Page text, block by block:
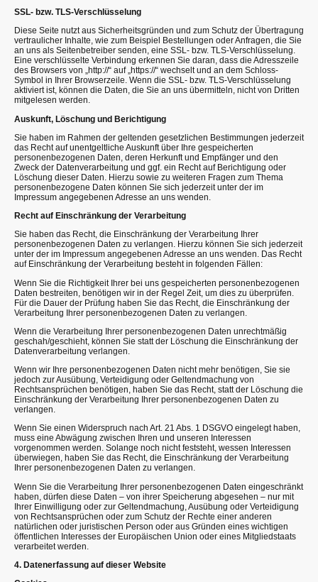
SSL- bzw. TLS-Verschlüsselung
Diese Seite nutzt aus Sicherheitsgründen und zum Schutz der Übertragung
vertraulicher Inhalte, wie zum Beispiel Bestellungen oder Anfragen, die Sie
an uns als Seitenbetreiber senden, eine SSL- bzw. TLS-Verschlüsselung.
Eine verschlüsselte Verbindung erkennen Sie daran, dass die Adresszeile
des Browsers von „http://“ auf „https://“ wechselt und an dem Schloss-
Symbol in Ihrer Browserzeile. Wenn die SSL- bzw. TLS-Verschlüsselung
aktiviert ist, können die Daten, die Sie an uns übermitteln, nicht von Dritten
mitgelesen werden.
Auskunft, Löschung und Berichtigung
Sie haben im Rahmen der geltenden gesetzlichen Bestimmungen jederzeit
das Recht auf unentgeltliche Auskunft über Ihre gespeicherten
personenbezogenen Daten, deren Herkunft und Empfänger und den
Zweck der Datenverarbeitung und ggf. ein Recht auf Berichtigung oder
Löschung dieser Daten. Hierzu sowie zu weiteren Fragen zum Thema
personenbezogene Daten können Sie sich jederzeit unter der im
Impressum angegebenen Adresse an uns wenden.
Recht auf Einschränkung der Verarbeitung
Sie haben das Recht, die Einschränkung der Verarbeitung Ihrer
personenbezogenen Daten zu verlangen. Hierzu können Sie sich jederzeit
unter der im Impressum angegebenen Adresse an uns wenden. Das Recht
auf Einschränkung der Verarbeitung besteht in folgenden Fällen:
Wenn Sie die Richtigkeit Ihrer bei uns gespeicherten personenbezogenen
Daten bestreiten, benötigen wir in der Regel Zeit, um dies zu überprüfen.
Für die Dauer der Prüfung haben Sie das Recht, die Einschränkung der
Verarbeitung Ihrer personenbezogenen Daten zu verlangen.
Wenn die Verarbeitung Ihrer personenbezogenen Daten unrechtmäßig
geschah/geschieht, können Sie statt der Löschung die Einschränkung der
Datenverarbeitung verlangen.
Wenn wir Ihre personenbezogenen Daten nicht mehr benötigen, Sie sie
jedoch zur Ausübung, Verteidigung oder Geltendmachung von
Rechtsansprüchen benötigen, haben Sie das Recht, statt der Löschung die
Einschränkung der Verarbeitung Ihrer personenbezogenen Daten zu
verlangen.
Wenn Sie einen Widerspruch nach Art. 21 Abs. 1 DSGVO eingelegt haben,
muss eine Abwägung zwischen Ihren und unseren Interessen
vorgenommen werden. Solange noch nicht feststeht, wessen Interessen
überwiegen, haben Sie das Recht, die Einschränkung der Verarbeitung
Ihrer personenbezogenen Daten zu verlangen.
Wenn Sie die Verarbeitung Ihrer personenbezogenen Daten eingeschränkt
haben, dürfen diese Daten – von ihrer Speicherung abgesehen – nur mit
Ihrer Einwilligung oder zur Geltendmachung, Ausübung oder Verteidigung
von Rechtsansprüchen oder zum Schutz der Rechte einer anderen
natürlichen oder juristischen Person oder aus Gründen eines wichtigen
öffentlichen Interesses der Europäischen Union oder eines Mitgliedstaats
verarbeitet werden.
4. Datenerfassung auf dieser Website